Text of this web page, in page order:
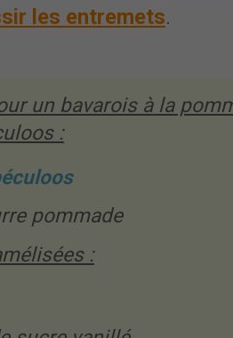
les entremets.
un bavarois à la
:
pommade
: